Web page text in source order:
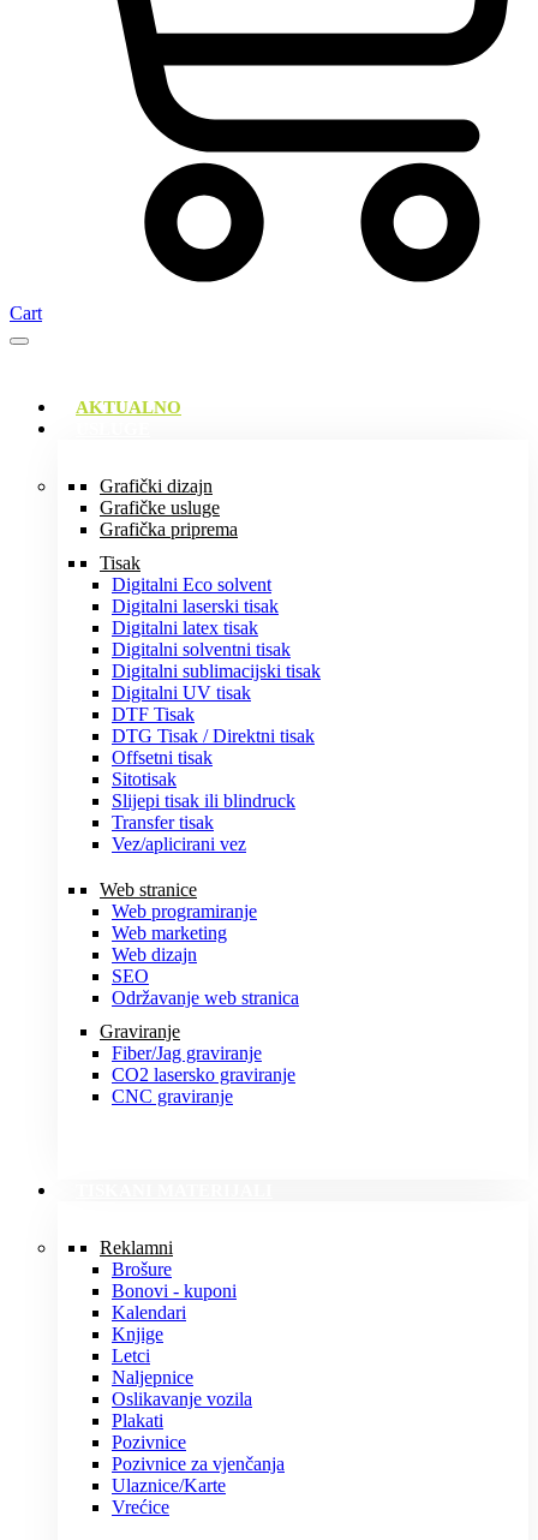
Cart
AKTUALNO
Grafički dizajn
Grafičke usluge
Grafička priprema
Tisak
Digitalni Eco solvent
Digitalni laserski tisak
Digitalni latex tisak
Digitalni solventni tisak
Digitalni sublimacijski tisak
Digitalni UV tisak
DTF Tisak
DTG Tisak / Direktni tisak
Offsetni tisak
Sitotisak
Slijepi tisak ili blindruck
Transfer tisak
Vez/aplicirani vez
Web stranice
Web programiranje
Web marketing
Web dizajn
SEO
Održavanje web stranica
Graviranje
Fiber/Jag graviranje
CO2 lasersko graviranje
CNC graviranje
Reklamni
Brošure
Bonovi - kuponi
Kalendari
Knjige
Letci
Naljepnice
Oslikavanje vozila
Plakati
Pozivnice
Pozivnice za vjenčanja
Ulaznice/Karte
Vrećice